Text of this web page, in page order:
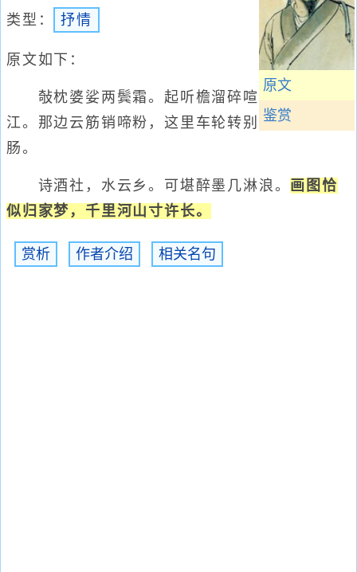
原文
鉴赏
类型： 抒情
原文如下：
敧枕婆娑两鬓霜。起听檐溜碎喧
江。那边云筋销啼粉，这里车轮转别
肠。
诗酒社，水云乡。可堪醉墨几淋浪。 画图恰
似归家梦，千里河山寸许长。
赏析 作者介绍 相关名句